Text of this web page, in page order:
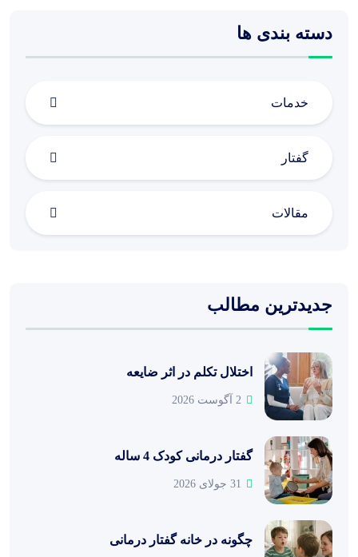
دسته بندی ها
خدمات
گفتار
مقالات
جدیدترین مطالب
اختلال تکلم در اثر ضایعه
2 آگوست 2026
گفتار درمانی کودک 4 ساله
31 جولای 2026
چگونه در خانه گفتار درمانی